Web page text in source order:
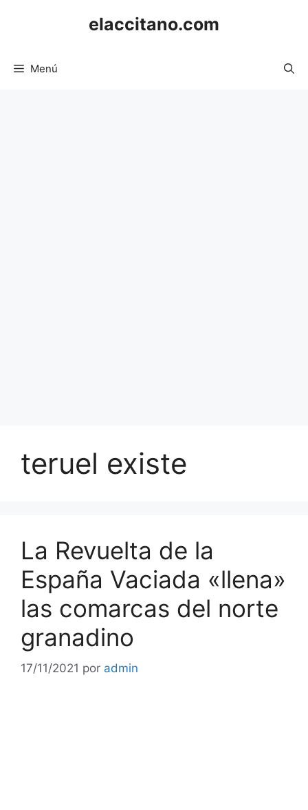
elaccitano.com
Menú
teruel existe
La Revuelta de la
España Vaciada «llena»
las comarcas del norte
granadino
17/11/2021 por admin